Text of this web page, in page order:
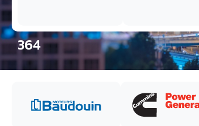
364